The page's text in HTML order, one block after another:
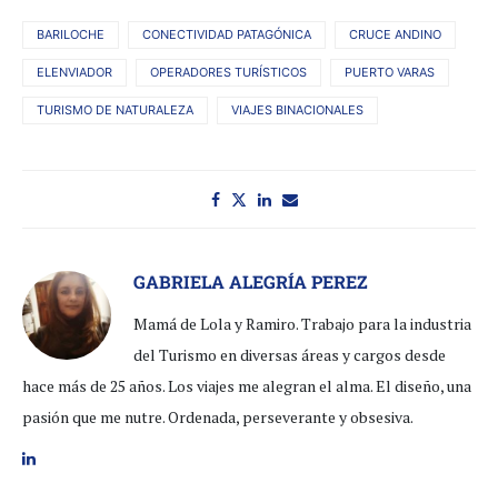
BARILOCHE CONECTIVIDAD PATAGÓNICA CRUCE ANDINO
ELENVIADOR OPERADORES TURÍSTICOS PUERTO VARAS
TURISMO DE NATURALEZA VIAJES BINACIONALES
GABRIELA ALEGRÍA PEREZ
Mamá de Lola y Ramiro. Trabajo para la industria
del Turismo en diversas áreas y cargos desde
hace más de 25 años. Los viajes me alegran el alma. El diseño, una
pasión que me nutre. Ordenada, perseverante y obsesiva.